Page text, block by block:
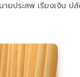
ประสพ เรียงเงิน ป